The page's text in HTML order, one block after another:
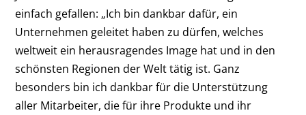
einfach gefallen: „Ich bin dankbar dafür, ein
Unternehmen geleitet haben zu dürfen, welches
weltweit ein herausragendes Image hat und in den
schönsten Regionen der Welt tätig ist. Ganz
besonders bin ich dankbar für die Unterstützung
aller Mitarbeiter, die für ihre Produkte und ihr